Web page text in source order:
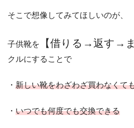
そこで想像してみてほしいのが、
子供靴を 【借りる→返す→
クルにすることで
・ 新しい靴をわざわざ買わなくて
・ いつでも何度でも交換できる